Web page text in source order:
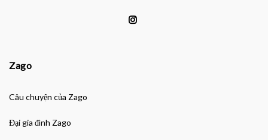
Zago
Câu chuyện của Zago
Đại gia đình Zago